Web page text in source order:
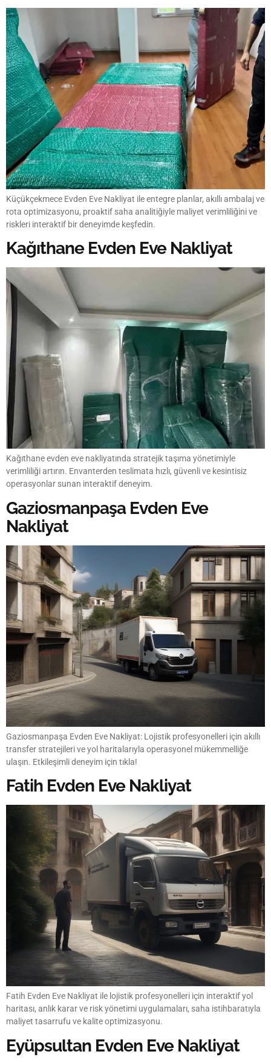
Küçükçekmece Evden Eve Nakliyat ile entegre planlar, akıllı ambalaj ve
rota optimizasyonu, proaktif saha analitiğiyle maliyet verimliliğini ve
riskleri interaktif bir deneyimde keşfedin.
Kağıthane Evden Eve Nakliyat
Kağıthane evden eve nakliyatında stratejik taşıma yönetimiyle
verimliliği artırın. Envanterden teslimata hızlı, güvenli ve kesintisiz
operasyonlar sunan interaktif deneyim.
Gaziosmanpaşa Evden Eve
Nakliyat
Gaziosmanpaşa Evden Eve Nakliyat: Lojistik profesyonelleri için akıllı
transfer stratejileri ve yol haritalarıyla operasyonel mükemmelliğe
ulaşın. Etkileşimli deneyim için tıkla!
Fatih Evden Eve Nakliyat
Fatih Evden Eve Nakliyat ile lojistik profesyonelleri için interaktif yol
haritası, anlık karar ve risk yönetimi uygulamaları, saha istihbaratıyla
maliyet tasarrufu ve kalite optimizasyonu.
Eyüpsultan Evden Eve Nakliyat